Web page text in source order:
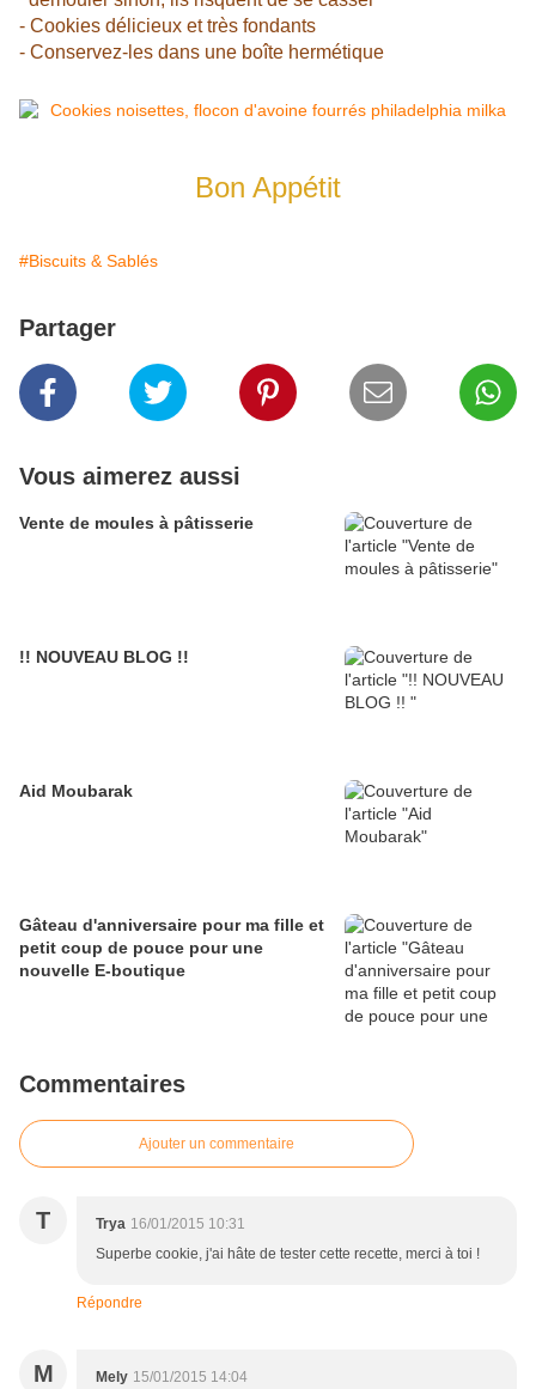
- Cookies délicieux et très fondants
- Conservez-les dans une boîte hermétique
Bon Appétit
#Biscuits & Sablés
Partager
Vous aimerez aussi
Vente de moules à pâtisserie
!! NOUVEAU BLOG !!
Aid Moubarak
Gâteau d'anniversaire pour ma fille et
petit coup de pouce pour une
nouvelle E-boutique
Commentaires
Ajouter un commentaire
T Trya 16/01/2015 10:31
Superbe cookie, j'ai hâte de tester cette recette, merci à toi !
Répondre
M Mely 15/01/2015 14:04